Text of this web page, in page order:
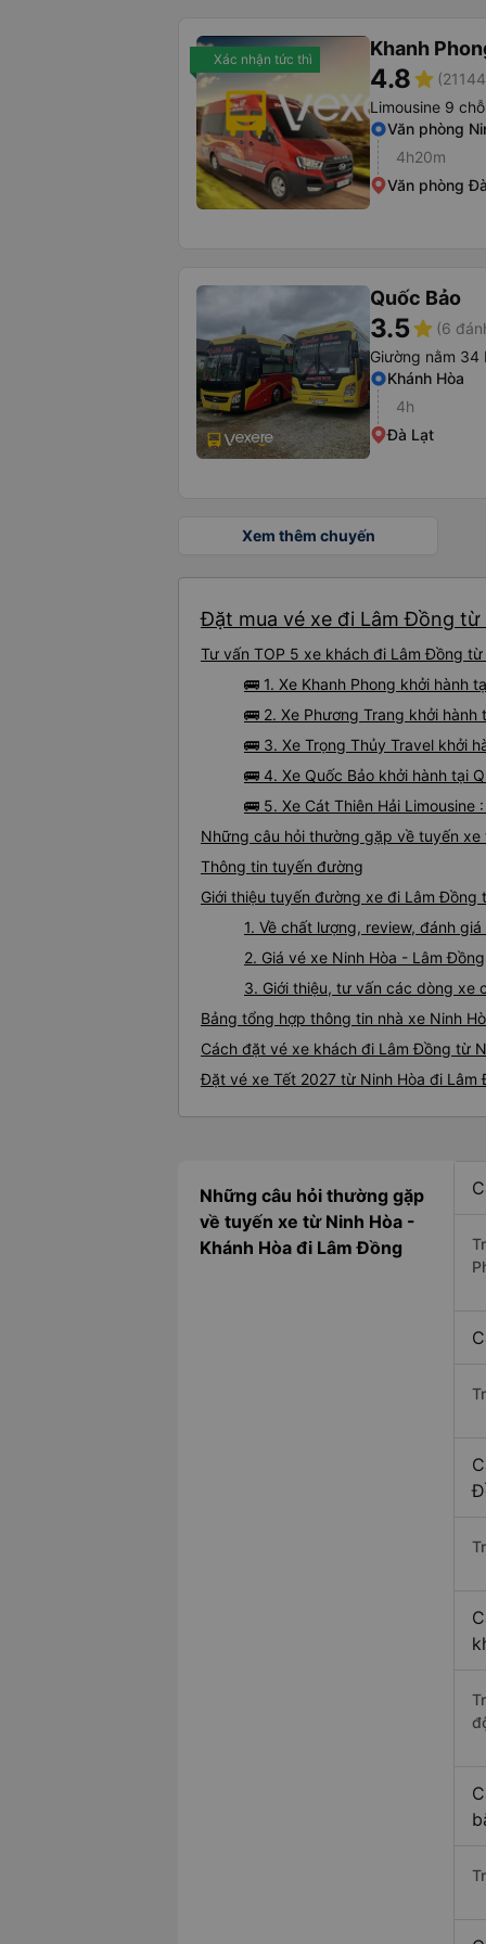
Xác nhận tức thì Khanh
4.8star
Limousine 9 chỗ
Văn phòng
4h20m
Văn phòng
Quốc Bảo
3.5star (6
Giường nằm 34
Khánh Hòa
4h
Đà Lạt
Xem thêm chuyến
Đặt mua vé xe đi Lâm Đồng từ
Tư vấn TOP 5 xe khách đi Lâm Đồng
🚌 1. Xe Khanh Phong khởi hành
🚌 2. Xe Phương Trang khởi hành
🚌 3. Xe Trọng Thủy Travel khởi
🚌 4. Xe Quốc Bảo khởi hành tại
🚌 5. Xe Cát Thiên Hải
Những câu hỏi thường gặp về tuyến
Thông tin tuyến đường
Giới thiệu tuyến đường xe đi Lâm Đồng
1. Về chất lượng, review, đánh
2. Giá vé xe Ninh Hòa - Lâm Đồng
3. Giới thiệu, tư vấn các dòng xe
Bảng tổng hợp thông tin nhà xe Ninh
Cách đặt vé xe khách đi Lâm Đồng từ
Đặt vé xe Tết 2027 từ Ninh Hòa đi Lâm
Những câu hỏi thường gặp
về tuyến xe từ Ninh Hòa -
Khánh Hòa đi Lâm Đồng